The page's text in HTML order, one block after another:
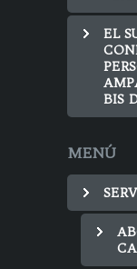
EL
BIS
MENÚ